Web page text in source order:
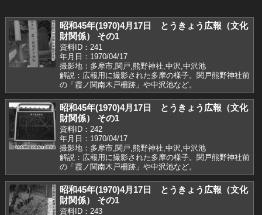
昭和45年(1970)4月17日 とうきょう広報（文化
財関係） その1
資料ID：241
年月日：1970/04/17
撮影地：多摩市,関戸,熊野神社,中沢,中沢池
解説：広報用に撮影された多摩の様子。関戸熊野神社前
の「霞ノ関南木戸柵跡」や中沢池など。
昭和45年(1970)4月17日 とうきょう広報（文化
財関係） その1
資料ID：242
年月日：1970/04/17
撮影地：多摩市,関戸,熊野神社,中沢,中沢池
解説：広報用に撮影された多摩の様子。関戸熊野神社前
の「霞ノ関南木戸柵跡」や中沢池など。
昭和45年(1970)4月17日 とうきょう広報（文化
財関係） その1
資料ID：243